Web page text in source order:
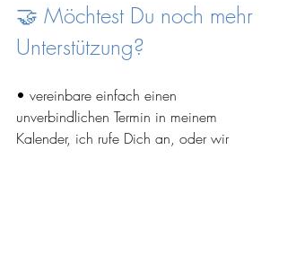
🤝 Möchtest Du noch mehr
Unterstützung?
• vereinbare einfach einen
unverbindlichen Termin in meinem
Kalender, ich rufe Dich an, oder wir